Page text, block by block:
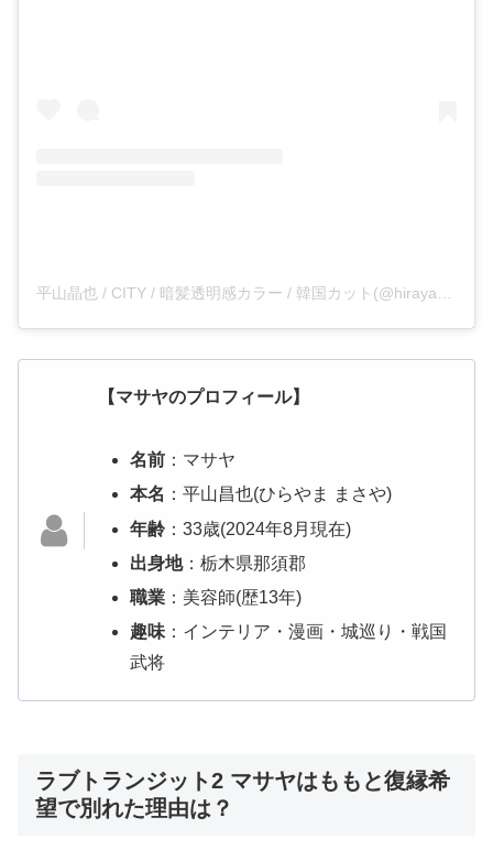
【マサヤのプロフィール】
名前 ：マサヤ
本名 ：平山昌也(ひらやま まさや)
年齢 ：33歳(2024年8月現在)
出身地：栃木県那須郡
職業 ：美容師(歴13年)
趣味 ：インテリア・漫画・城巡り・戦国
武将
ラブトランジット2 マサヤはももと復縁希
望で別れた理由は？